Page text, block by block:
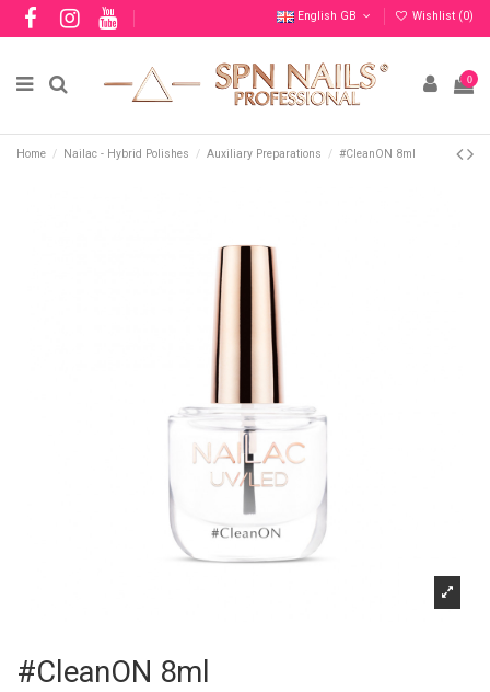
English GB Wishlist (0)
0
Home Nailac - Hybrid Polishes Auxiliary Preparations #CleanON 8ml
#CleanON 8ml